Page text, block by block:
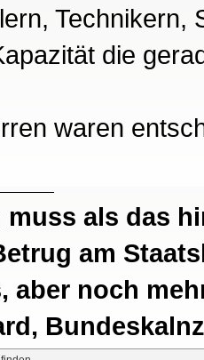
Technikern,
die
waren
als das
am
aber noch